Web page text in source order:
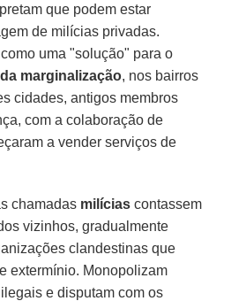
que podem estar
de milícias privadas.
uma "solução" para o
marginalização, nos bairros
cidades, antigos membros
com a colaboração de
a vender serviços de
chamadas milícias contassem
vizinhos, gradualmente
clandestinas que
extermínio. Monopolizam
e disputam com os